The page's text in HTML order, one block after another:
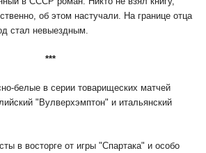
об этом настучали. На границе отца
стал невыездным.
***
белые в серии товарищеских матчей
"Вулверхэмптон" и итальянский
в восторге от игры "Спартака" и особо